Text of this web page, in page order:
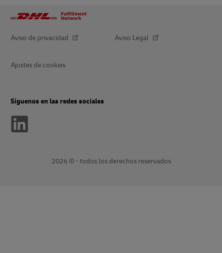
Aviso de privacidad Aviso Legal
Ajustes de cookies
Síguenos en las redes sociales
2026 © - todos los derechos reservados